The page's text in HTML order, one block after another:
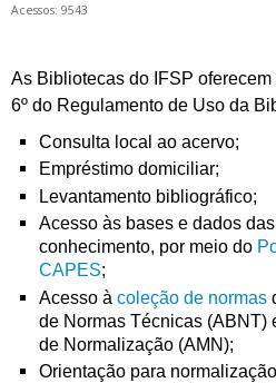
Acessos: 9543
As Bibliotecas do IFSP
6º do Regulamento de Uso da
Consulta local ao acervo;
Empréstimo domiciliar;
Levantamento bibliográfico;
Acesso às bases e dados
conhecimento, por meio do
CAPES;
Acesso à coleção de normas
de Normas Técnicas (ABNT)
de Normalização (AMN);
Orientação para